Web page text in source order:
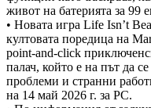
живот на батерията за 99
• Новата игра Life Isn’t
култовата поредица на
point-and-click
палач, който е на път да
проблеми и странни
на 14 май 2026 г. за PC.